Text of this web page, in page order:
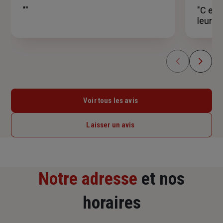
""
"C
leurs
Voir tous les avis
Laisser un avis
Notre adresse et nos
horaires